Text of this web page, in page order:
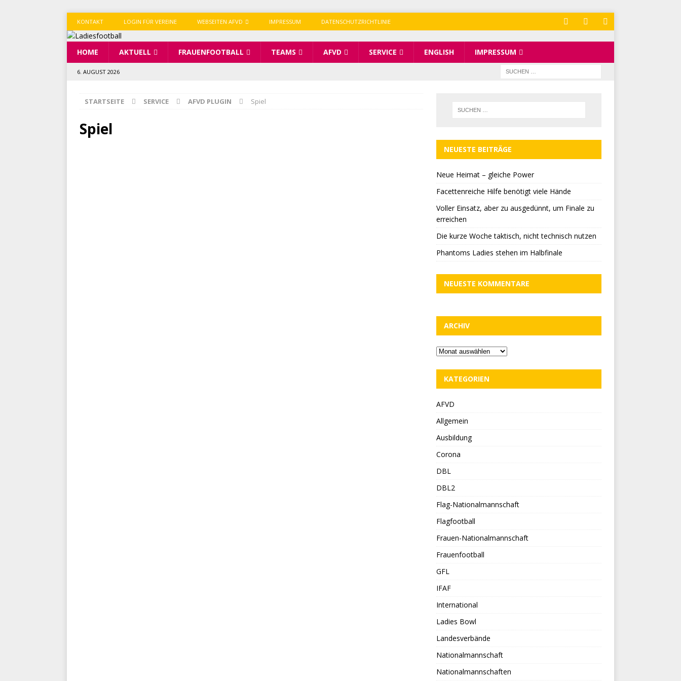
KONTAKT LOGIN FÜR VEREINE WEBSEITEN AFVD IMPRESSUM DATENSCHUTZRICHTLINIE
HOME AKTUELL FRAUENFOOTBALL TEAMS AFVD SERVICE ENGLISH IMPRESSUM
6. AUGUST 2026
STARTSEITE SERVICE AFVD PLUGIN Spiel
Spiel
NEUESTE BEITRÄGE
Neue Heimat – gleiche Power
Facettenreiche Hilfe benötigt viele Hände
Voller Einsatz, aber zu ausgedünnt, um Finale zu
erreichen
Die kurze Woche taktisch, nicht technisch nutzen
Phantoms Ladies stehen im Halbfinale
NEUESTE KOMMENTARE
ARCHIV
KATEGORIEN
AFVD
Allgemein
Ausbildung
Corona
DBL
DBL2
Flag-Nationalmannschaft
Flagfootball
Frauen-Nationalmannschaft
Frauenfootball
GFL
IFAF
International
Ladies Bowl
Landesverbände
Nationalmannschaft
Nationalmannschaften